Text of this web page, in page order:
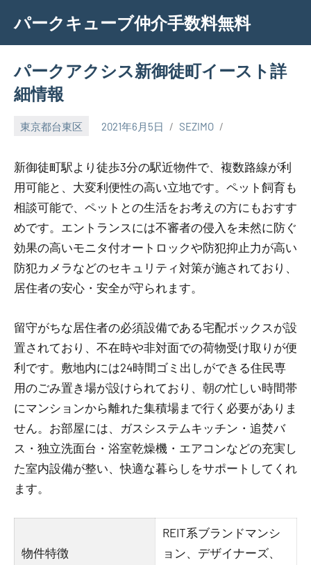
content
パークキューブ仲介手数料無料
パークアクシス新御徒町イースト詳
細情報
東京都台東区 2021年6月5日 SEZIMO
新御徒町駅より徒歩3分の駅近物件で、複数路線が利
用可能と、大変利便性の高い立地です。ペット飼育も
相談可能で、ペットとの生活をお考えの方にもおすす
めです。エントランスには不審者の侵入を未然に防ぐ
効果の高いモニタ付オートロックや防犯抑止力が高い
防犯カメラなどのセキュリティ対策が施されており、
居住者の安心・安全が守られます。
留守がちな居住者の必須設備である宅配ボックスが設
置されており、不在時や非対面での荷物受け取りが便
利です。敷地内には24時間ゴミ出しができる住民専
用のごみ置き場が設けられており、朝の忙しい時間帯
にマンションから離れた集積場まで行く必要がありま
せん。お部屋には、ガスシステムキッチン・追焚バ
ス・独立洗面台・浴室乾燥機・エアコンなどの充実し
た室内設備が整い、快適な暮らしをサポートしてくれ
ます。
物件特徴
REIT系ブランドマンシ
ョン、デザイナーズ、